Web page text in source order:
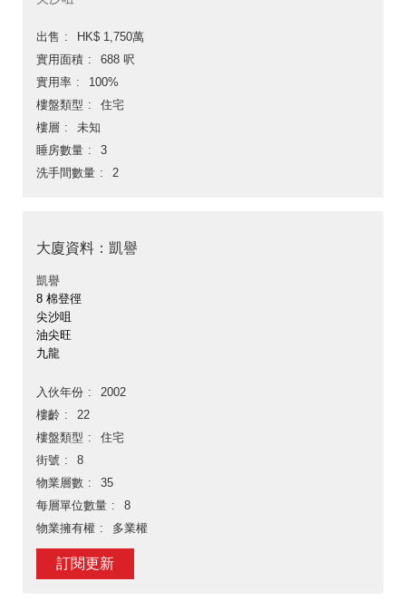
出售
HK$ 1,750萬
實用面積
688 呎
實用率
100%
樓盤類型
住宅
樓層
未知
睡房數量
3
洗手間數量
2
大廈資料：凱譽
凱譽
8 棉登徑
尖沙咀
油尖旺
九龍
入伙年份
2002
樓齡
22
樓盤類型
住宅
街號
8
物業層數
35
每層單位數量
8
物業擁有權
多業權
訂閱更新